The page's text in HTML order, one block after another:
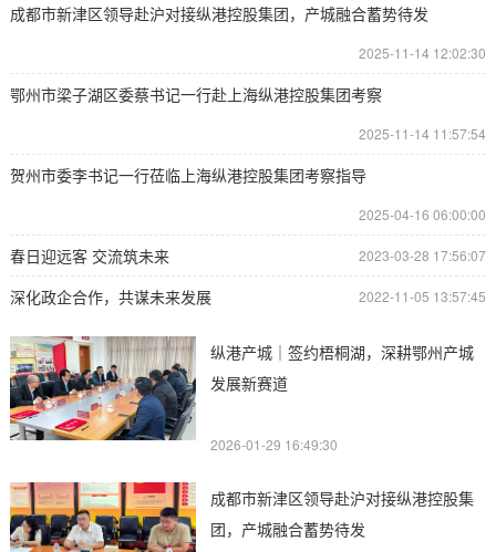
成都市新津区领导赴沪对接纵港控股集团，产城融合蓄势待发
2025-11-14 12:02:30
鄂州市梁子湖区委蔡书记一行赴上海纵港控股集团考察
2025-11-14 11:57:54
贺州市委李书记一行莅临上海纵港控股集团考察指导
2025-04-16 06:00:00
春日迎远客 交流筑未来 2023-03-28 17:56:07
深化政企合作，共谋未来发展 2022-11-05 13:57:45
纵港产城｜签约梧桐湖，深耕鄂州产城
发展新赛道
2026-01-29 16:49:30
成都市新津区领导赴沪对接纵港控股集
团，产城融合蓄势待发